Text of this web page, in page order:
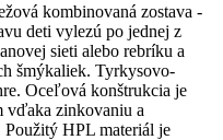
kombinovaná zostava -
deti vylezú po jednej z
sieti alebo rebríku a
šmýkaliek. Tyrkysovo-
Oceľová konštrukcia je
vďaka zinkovaniu a
HPL materiál je